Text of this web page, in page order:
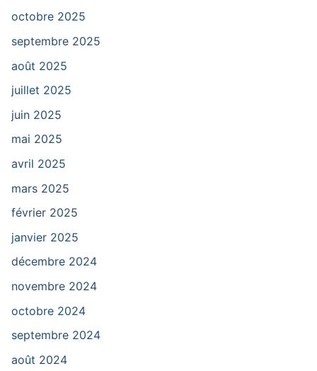
octobre 2025
septembre 2025
août 2025
juillet 2025
juin 2025
mai 2025
avril 2025
mars 2025
février 2025
janvier 2025
décembre 2024
novembre 2024
octobre 2024
septembre 2024
août 2024